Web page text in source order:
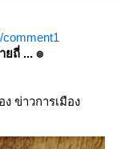
comment1
ยถี่ ... ๏
ง ข่าวการเมือง